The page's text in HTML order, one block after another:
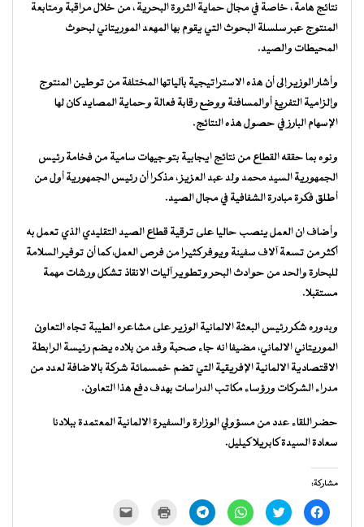
نتائج هامة ، خاصة في مجال حماية الثروة البحرية ، من خلال مراقبة ومتابعة
المنتوج عبر سلسلة البحوث التي يقوم بها المهعد الموريتاني لبحوث
المحيطات والصيد.
وأشار الوزير إلى أن هذه الاستراتيجية بآلياتها المختلفة من توطين المنتوج
وإلزامية التفريغ أوالمسافنة ووضع رقابة فعالة وحماية المصايد كان لها
الإسهام البارز في حصول هذه النتائج.
ونوه بما حققه القطاع من نتائج ايجابية بتوجيهات سامية من فخامة رئيس
الجمهورية السيد محمد ولد عبد العزيز ، مذكرا أن رئيس الجمهورية أول من
أطلق فكرة مبادرة الشفافية في مجال الصيد.
وأضاف ان العمل ينصب حاليا على ترقية قطاع الصيد التقليدي الذي تعمل به
أكثر من تسعة آلاف سفينة ويوفر كثيرا من فرص العمل، كما أن توفير السلامة
للبحارة والحد من حوادث البحر وتطوير آليات الانقاذ تشكل ورشات مهمة
مستقبلا.
وبدوره شكر رئيس البعثة الالمانية الوزير على مشاعره الطيبة تجاه التعاون
الموريتاني الالماني، مضيفا انه جاء صحبة وفد من بلاده يضم رئيسة الرابطة
الاقتصادية الالمانية الإفريقية التي تضم خمسمائة شركة بالاضافة لعدد من
مدراء الشركات ورؤساء مكاتب الدراسات بهدف دفع هذا التعاون.
حضر اللقاء عدد من مسؤولي الوزارة والسفيرة الالمانية المعتمدة ببلادنا
سعادة السيدة كابريلا كيليل.
مشاركة:
انقر
للمشاركة
اضغط
للمشاركة
انقر
للمشاركة
انقر
للمشاركة للطباعة